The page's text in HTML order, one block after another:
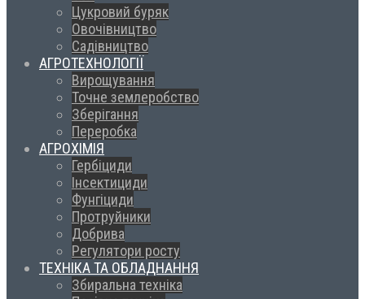
Цукровий буряк
Овочівництво
Садівництво
АГРОТЕХНОЛОГІЇ
Вирощування
Точне землеробство
Зберігання
Переробка
АГРОХІМІЯ
Гербіциди
Інсектициди
Фунгіциди
Протруйники
Добрива
Регулятори росту
ТЕХНІКА ТА ОБЛАДНАННЯ
Збиральна техніка